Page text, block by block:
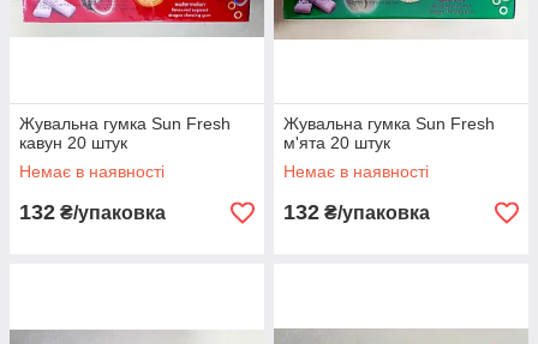
Жувальна гумка Sun Fresh
кавун 20 штук
Немає в наявності
132 ₴/упаковка
Жувальна гумка Sun Fresh
м'ята 20 штук
Немає в наявності
132 ₴/упаковка